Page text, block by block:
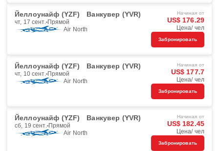
Йеллоунайф (YZF) Ванкувер (YVR)
чт, 17 сент. Прямой
Air North
Начиная от
US$ 176.29
Цена/ чел
Забронировать
Йеллоунайф (YZF) Ванкувер (YVR)
чт, 10 сент. Прямой
Air North
Начиная от
US$ 177.7
Цена/ чел
Забронировать
Йеллоунайф (YZF) Ванкувер (YVR)
сб, 19 сент. Прямой
Air North
Начиная от
US$ 182.45
Цена/ чел
Забронировать